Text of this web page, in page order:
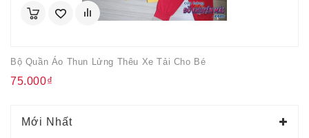
Bộ Quần Áo Thun Lửng Thêu Xe Tải Cho Bé
75.000₫
Mới Nhất